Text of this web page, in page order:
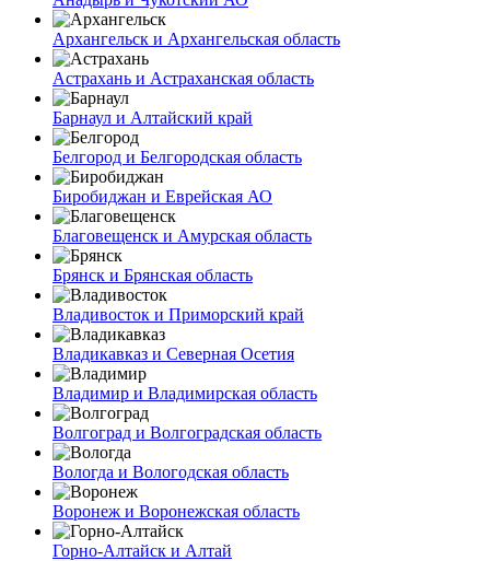
Архангельск и Архангельская область
Астрахань и Астраханская область
Барнаул и Алтайский край
Белгород и Белгородская область
Биробиджан и Еврейская АО
Благовещенск и Амурская область
Брянск и Брянская область
Владивосток и Приморский край
Владикавказ и Северная Осетия
Владимир и Владимирская область
Волгоград и Волгоградская область
Вологда и Вологодская область
Воронеж и Воронежская область
Горно-Алтайск и Алтай